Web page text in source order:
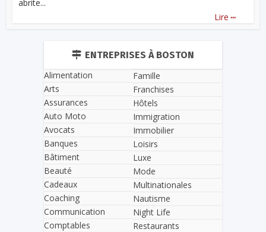
abrite...
Lire ...
ENTREPRISES À BOSTON
Alimentation
Arts
Assurances
Auto Moto
Avocats
Banques
Bâtiment
Beauté
Cadeaux
Coaching
Communication
Comptables
Famille
Franchises
Hôtels
Immigration
Immobilier
Loisirs
Luxe
Mode
Multinationales
Nautisme
Night Life
Restaurants